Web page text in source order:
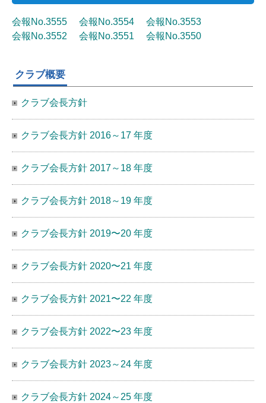
会報No.3555 会報No.3554
会報No.3553
会報No.3552
会報No.3551 会報No.3550
クラブ概要
クラブ会長方針
クラブ会長方針 2016～17 年度
クラブ会長方針 2017～18 年度
クラブ会長方針 2018～19 年度
クラブ会長方針 2019〜20 年度
クラブ会長方針 2020〜21 年度
クラブ会長方針 2021〜22 年度
クラブ会長方針 2022〜23 年度
クラブ会長方針 2023～24 年度
クラブ会長方針 2024～25 年度